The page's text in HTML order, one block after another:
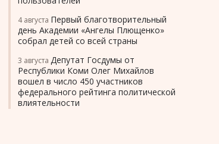
4 августа Первый благотворительный
день Академии «Ангелы Плющенко»
собрал детей со всей страны
3 августа Депутат Госдумы от
Республики Коми Олег Михайлов
вошел в число 450 участников
федерального рейтинга политической
влиятельности